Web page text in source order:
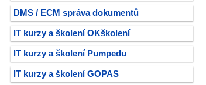
DMS / ECM správa dokumentů
IT kurzy a školení OKškolení
IT kurzy a školení Pumpedu
IT kurzy a školení GOPAS